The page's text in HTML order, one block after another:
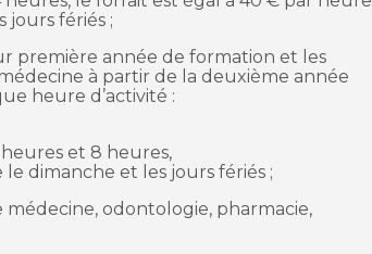
jours fériés ;
première année de formation et les
à partir de la deuxième année
heure d’activité :
et 8 heures,
dimanche et les jours fériés ;
odontologie, pharmacie,